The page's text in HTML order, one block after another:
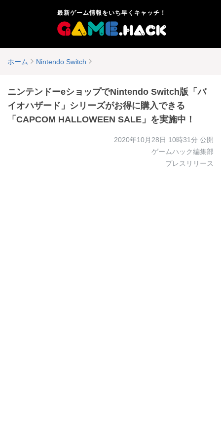
最新ゲーム情報をいち早くキャッチ！
ホーム Nintendo Switch
ニンテンドーeショップでNintendo Switch版「バ
イオハザード」シリーズがお得に購入できる
「CAPCOM HALLOWEEN SALE」を実施中！
2020年10月28日 10時31分 公開
ゲームハック編集部
プレスリリース